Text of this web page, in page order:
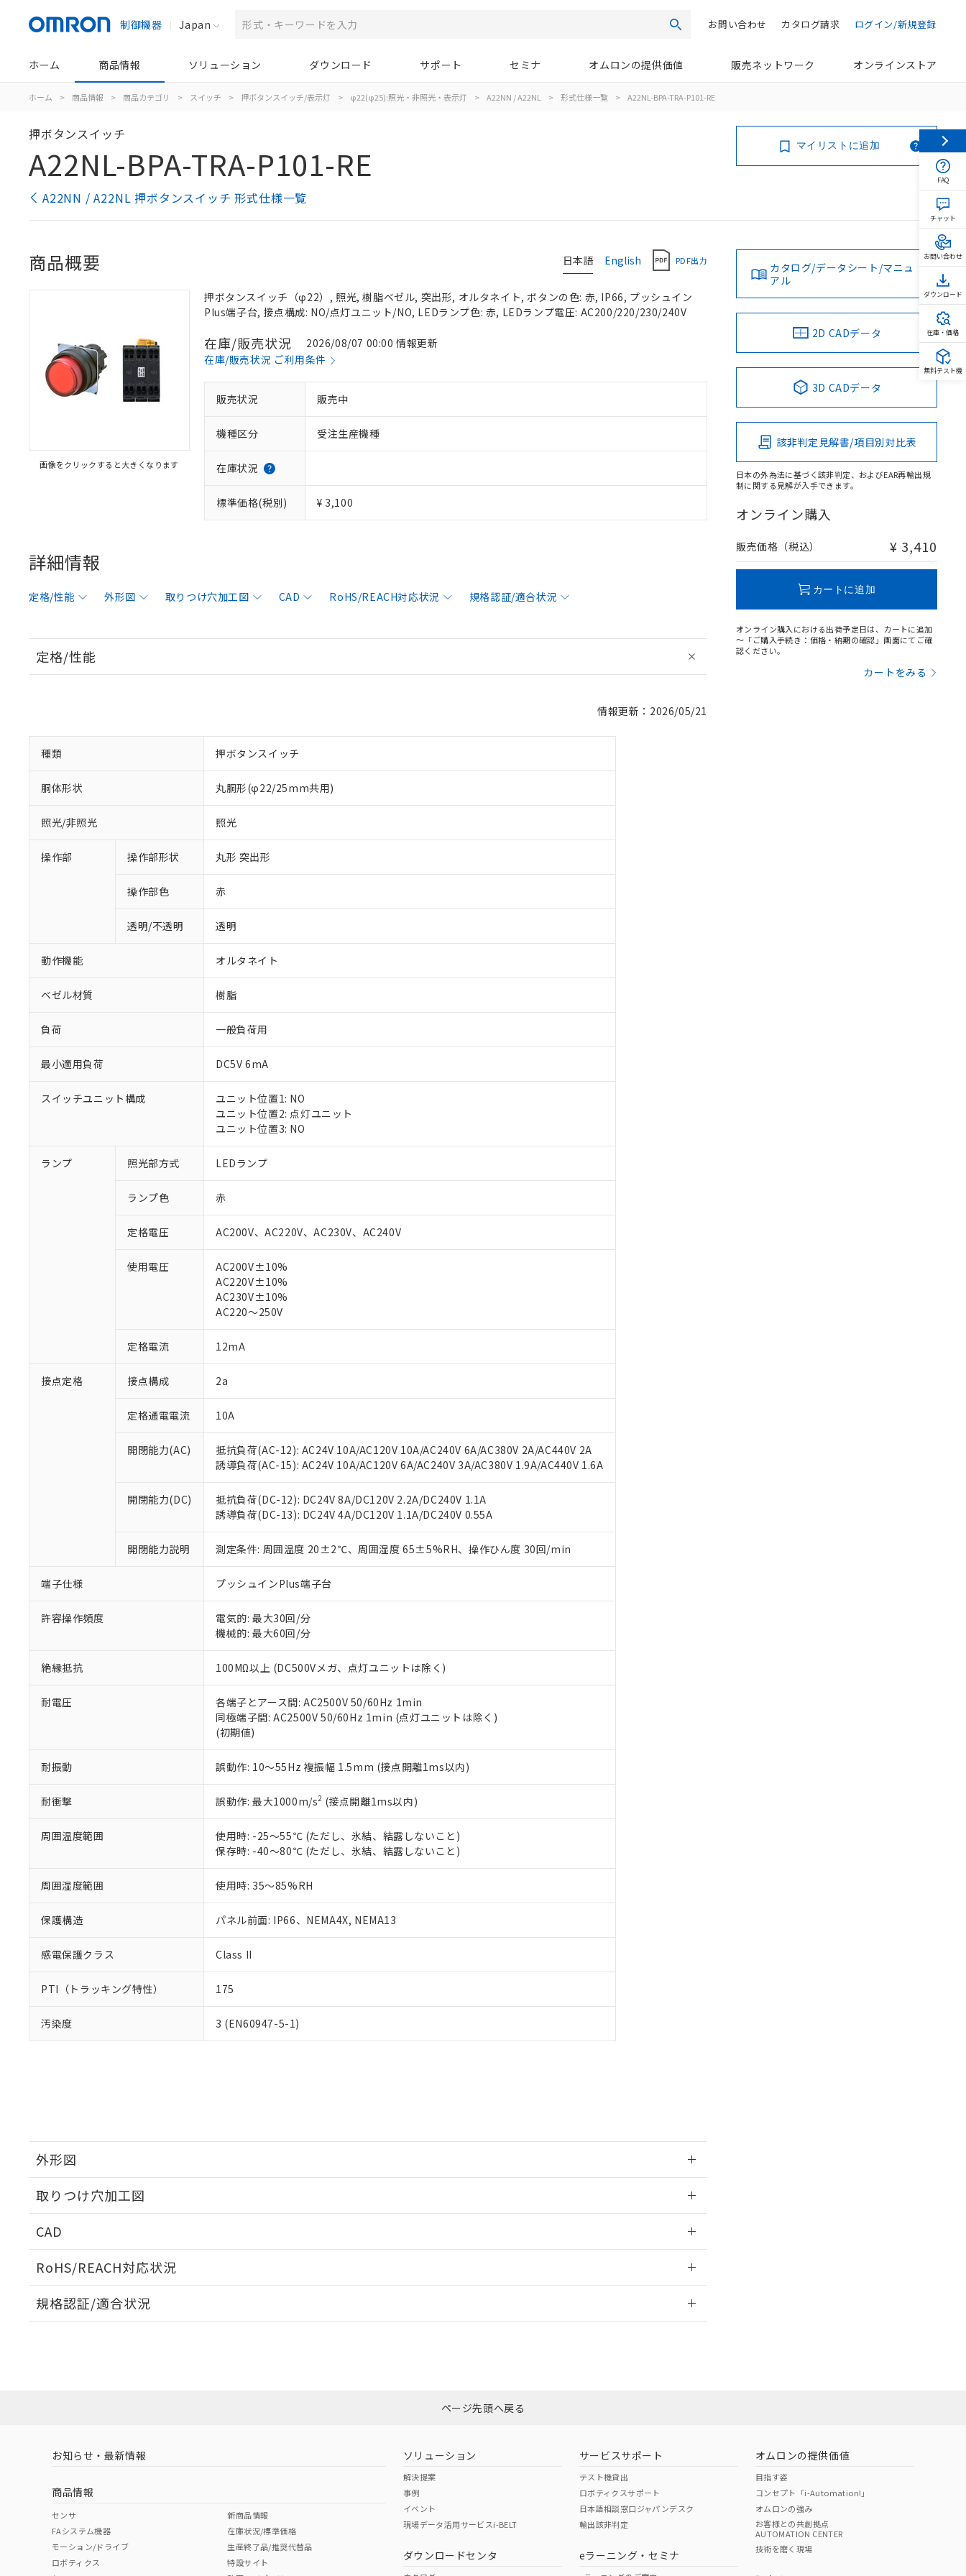
制御機器 Japan 検索 ログイン/新規登録
カタログ請求
お問い合わせ
ホーム 商品情報 ソリューション ダウンロード サポート セミナ オムロンの提供価値 販売ネットワーク オンラインストア
ホーム > 商品情報 > 商品カテゴリ > スイッチ > 押ボタンスイッチ/表示灯 > φ22(φ25):照光・非照光・表示灯 > A22NN / A22NL > 形式仕様一覧 > A22NL-BPA-TRA-P101-RE
押ボタンスイッチ
A22NL-BPA-TRA-P101-RE
A22NN / A22NL 押ボタンスイッチ 形式仕様一覧
マイリストに追加
日本語 English PDF出力
商品概要
画像をクリックすると大きくなります
押ボタンスイッチ（φ22）, 照光, 樹脂ベゼル, 突出形, オルタネイト, ボタンの色: 赤, IP66, プッシュイン
Plus端子台, 接点構成: NO/点灯ユニット/NO, LEDランプ色: 赤, LEDランプ電圧: AC200/220/230/240V
在庫/販売状況
2026/08/07 00:00 情報更新
在庫/販売状況 ご利用条件
販売状況 販売中
機種区分 受注生産機種
在庫状況
標準価格(税別) ¥ 3,100
詳細情報
定格/性能 外形図 取りつけ穴加工図 CAD RoHS/REACH対応状況 規格認証/適合状況
定格/性能
情報更新：2026/05/21
種類 押ボタンスイッチ
胴体形状 丸胴形(φ22/25mm共用)
照光/非照光 照光
操作部 操作部形状 丸形 突出形
操作部色 赤
透明/不透明 透明
動作機能 オルタネイト
ベゼル材質 樹脂
負荷 一般負荷用
最小適用負荷 DC5V 6mA
スイッチユニット構成
ユニット位置1: NO
ユニット位置2: 点灯ユニット
ユニット位置3: NO
ランプ 照光部方式 LEDランプ
ランプ色 赤
定格電圧 AC200V、AC220V、AC230V、AC240V
使用電圧
AC200V±10%
AC220V±10%
AC230V±10%
AC220～250V
定格電流 12mA
接点定格 接点構成 2a
定格通電電流 10A
開閉能力(AC)
抵抗負荷(AC-12): AC24V 10A/AC120V 10A/AC240V 6A/AC380V 2A/AC440V 2A
誘導負荷(AC-15): AC24V 10A/AC120V 6A/AC240V 3A/AC380V 1.9A/AC440V 1.6A
開閉能力(DC)
抵抗負荷(DC-12): DC24V 8A/DC120V 2.2A/DC240V 1.1A
誘導負荷(DC-13): DC24V 4A/DC120V 1.1A/DC240V 0.55A
開閉能力説明 測定条件: 周囲温度 20±2℃、周囲湿度 65±5%RH、操作ひん度 30回/min
端子仕様 プッシュインPlus端子台
許容操作頻度
電気的: 最大30回/分
機械的: 最大60回/分
絶縁抵抗 100MΩ以上 (DC500Vメガ、点灯ユニットは除く)
耐電圧
各端子とアース間: AC2500V 50/60Hz 1min
同極端子間: AC2500V 50/60Hz 1min (点灯ユニットは除く)
(初期値)
耐振動 誤動作: 10～55Hz 複振幅 1.5mm (接点開離1ms以内)
耐衝撃 誤動作: 最大1000m/s2 (接点開離1ms以内)
周囲温度範囲
使用時: -25～55℃ (ただし、氷結、結露しないこと)
保存時: -40～80℃ (ただし、氷結、結露しないこと)
周囲湿度範囲 使用時: 35～85%RH
保護構造 パネル前面: IP66、NEMA4X, NEMA13
感電保護クラス Class II
PTI（トラッキング特性） 175
汚染度 3 (EN60947-5-1)
外形図
取りつけ穴加工図
CAD
RoHS/REACH対応状況
EU RoHS 注意事項・凡例
ダウンロードはこちら
中国 RoHS 注意事項・凡例
中国 RoHS表
Pb Hg Cr(VI)
規格認証/適合状況
カタログ/データシート/マニュ
アル
2D CADデータ
3D CADデータ
該非判定見解書/項目別対比表
日本の外為法に基づく該非判定、およびEAR再輸出規
制に関する見解が入手できます。
オンライン購入
販売価格（税込） ¥ 3,410
カートに追加
オンライン購入における出荷予定日は、カートに追加
～「ご購入手続き：価格・納期の確認」画面にてご確
認ください。
カートをみる
ご利用条件
以下の条件をお読みいただき、同意のうえご利用ください。
当社制御機器事業取扱商品の中には、本サービスの対象外となる商品もあることをご了承ください。
のであり、閲覧された時点での実際の在庫および標準価格とは異なる場合があることをご了承くださ
当社販売員にご相談ください。
オムロン制御機器販売店や当社販売拠点は「販売ネットワーク
」をご確認ください。
在庫状況および標準価格結果を当社の事前の承諾なく第三者に漏洩または開示しないようお願いしま
マイパーツ機能（部品リスト作成サービス）をご利用いただくには、I-Webメンバーズにご登録され
ている必要があります。
お客様が当ウェブサイト上で当社にご登録された部品リストについて、当社および当社の共同利用者
が、当社の製品・サービスに関するお客様との取引・商談に必要な範囲で利用することをご了承くだ
さい。
※当社の共同利用者とは、
※1 対応状況
対応済み：EU RoHS指令（10物質）の非含有に対応した製品が提供可能な商品です。
対応予定：EU RoHS指令（10物質）の非含有に対応した製品に切り替える予定のある商品です。
対応予定なし：EU RoHS指令（10物質）の非含有に非対応の商品で、対応品を出す予定はありません。
調査・確認中：EU RoHS指令（10物質）の非含有の対応状況を調査中または確認中の商品です。
非該当品：ライセンス料など無形物で、有害物質有無と関係のない商品です。
仕入先様の事情により、非含有部品としていたものが、含有品と判明した場合などやむを得ず変更すること
があります。
鉛(Pb) 1000ppm以下、 水銀(Hg) 1000ppm以下、 カドミウム(Cd) 100ppm以下、
フタル酸エステル類の４物質については閾値を超える意図的な使用がないことを確認しています。
※2 対応予定月
部品在庫の切り替え状況などにより、予定月が前後することがあります。
※3 非含有証明書ダウンロード
下記の非含有証明書をダウンロードすることができます。
51物質の非含有証明書（当社基準）
※本証明書は発行日時点で非含有を証明するもので、過去に遡って非含有を証明するものではありません。
また、RoHS指令のフタル酸エステル類４物質の対応では、対応完了までの期間は出荷製品に未対応品が
混在することから備考欄に対応日を記載しておりました。
既に当社にて対応品への在庫切替を完了していることから、特段のことがない限り、2022年1月12日よ
り割愛しております。
※1 中国RoHS○×表
「○」：最大均質材料含有率が中国RoHSの基準値以下であることを示します。
「×」：最大均質材料含有率が中国RoHSの基準値を超えていることを示します。
「－」：未確認です。当社販売部門へお問い合わせください。
Cr(Ⅵ)(六価クロム) : 1000ppm、 PBBs(ポリ臭化ビフェニル類) : 1000ppm、 PBDEs(ポリ臭化ジフェニルエーテル類) : 1000ppm、
DBP(フタル酸ジブチル) : 1000ppm、 DIBP(フタル酸ジイソブチル) : 1000ppm、 BBP(フタル酸ブチルベンジル) : 1000ppm、
DEHP(フタル酸ビス(2-エチルヘキシル)) : 1000ppm
※2 環境保護使用期限
「ｅ」：有害物質（10物質）のすべてが基準値以下であることを示します。
「10」：通常の使用状況下において有害物質が外部に漏えいし、環境に深刻な影響を及ぼさない年数を意
味します。
などの必要な手続きをとります。
ます。
置等に一切使用いたしません。
当社は、貴社製品を第三者に販売する場合は、上記1、2および3の内容を当該第三者に通知します。
また当社は、販売先および販売に係わる関係者が違法に輸出するおそれがある場合は、取り引きをい
たしません。
合意する キャンセル
△ 一定数には満たないが在庫あり
機器販売店・当社販売員にご確認ください)
白
ページ先頭へ戻る
お知らせ・最新情報
商品情報
センサ
FAシステム機器
モーション/ドライブ
ロボティクス
新商品情報
在庫状況/標準価格
生産終了品/推奨代替品
特設サイト
ソリューション
解決提案
事例
イベント
現場データ活用サービスi-BELT
ダウンロードセンタ
サービスサポート
テスト機貸出
ロボティクスサポート
日本語相談窓口ジャパンデスク
輸出該非判定
eラーニング・セミナ
オムロンの提供価値
目指す姿
コンセプト「i-Automation!」
オムロンの強み
お客様との共創拠点
AUTOMATION CENTER
技術を磨く現場
FAQ
チャット
お問い合わせ
ダウンロード
在庫・価格
無料テスト機